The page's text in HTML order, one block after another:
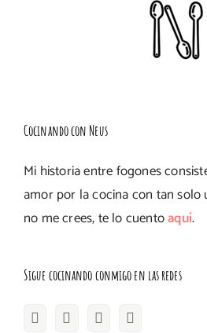
Cocinando con Neus
Mi historia entre fogones
amor por la cocina con tan solo
no me crees, te lo cuentoaquí.
Sigue cocinando conmigo en las redes